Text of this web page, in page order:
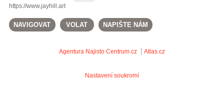
https://www.jayhill.art
NAVIGOVAT VOLAT NAPIŠTE NÁM
Agentura Najisto Centrum.cz Atlas.cz
Nastavení soukromí